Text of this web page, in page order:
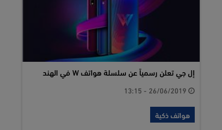
إل جي تعلن رسمياً عن سلسلة هواتف W في الهند
هواتف ذكية